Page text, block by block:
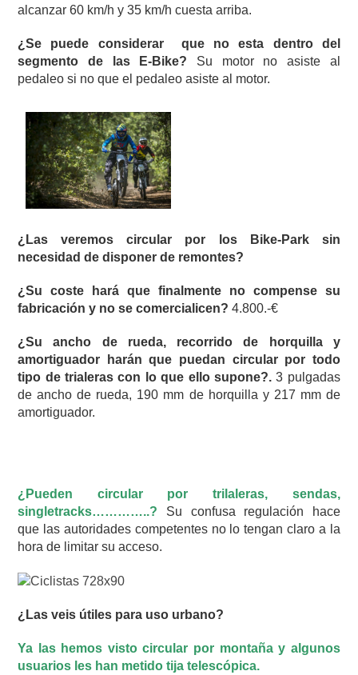
alcanzar 60 km/h y 35 km/h cuesta arriba.
¿Se puede considerar que no esta dentro del
segmento de las E-Bike? Su motor no asiste al
pedaleo si no que el pedaleo asiste al motor.
¿Las veremos circular por los Bike-Park sin
necesidad de disponer de remontes?
¿Su coste hará que finalmente no compense su
fabricación y no se comercialicen?4.800.-€
¿Su ancho de rueda, recorrido de horquilla y
amortiguador harán que puedan circular por todo
tipo de trialeras con lo que ello supone?.3 pulgadas
de ancho de rueda, 190 mm de horquilla y 217 mm de
amortiguador.
¿Pueden circular por trilaleras, sendas,
singletracks…………..?
Su confusa regulación hace
que las autoridades competentes no lo tengan claro a la
hora de limitar su acceso.
¿Las veis útiles para uso urbano?
Ya las hemos visto circular por montaña y algunos
usuarios les han metido tija telescópica.